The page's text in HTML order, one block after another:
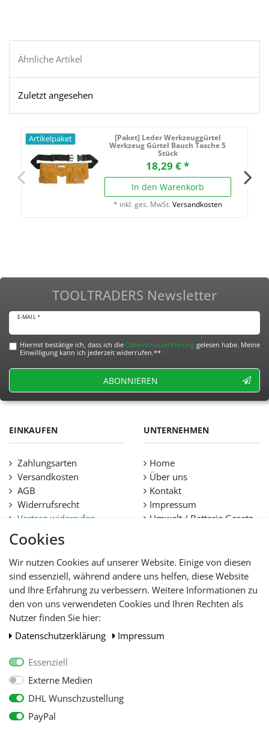
Cookies
Wir nutzen Cookies auf unserer Website. Einige von diesen
sind essenziell, während andere uns helfen, diese Website
und Ihre Erfahrung zu verbessern. Weitere Informationen zu
den von uns verwendeten Cookies und Ihren Rechten als
Nutzer finden Sie hier:
Daten­schutz­erklärung
Impressum
Essenziell
Externe Medien
DHL Wunschzustellung
PayPal
Ähnliche Artikel
Zuletzt angesehen
Artikelpaket [Paket] Leder Werkzeuggürtel
Werkzeug Gürtel Bauch Tasche 5
Stück
18,29 € *
In den Warenkorb
* inkl. ges. MwSt. Versandkosten
TOOLTRADERS Newsletter
E-MAIL *
Hiermit bestätige ich, dass ich die Daten­schutz­erklärunggelesen habe. Meine
Einwilligung kann ich jederzeit widerrufen.**
ABONNIEREN
EINKAUFEN
Zahlungsarten
Versandkosten
AGB
Widerrufsrecht
Vertrag widerrufen
Datenschutz
Hilfe
Lieferfristen und
Lieferbeschränkung
UNTERNEHMEN
Home
Über uns
Kontakt
Impressum
Umwelt / Batterie Gesetz
WIR AKZEPTIEREN